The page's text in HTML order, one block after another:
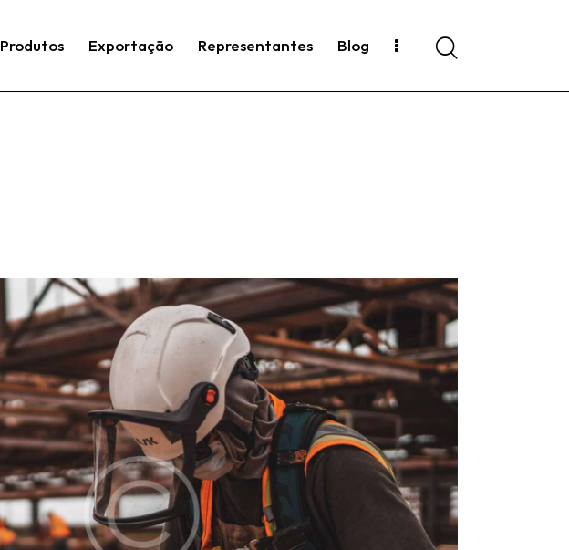
Produtos Exportação Representantes Blog Search